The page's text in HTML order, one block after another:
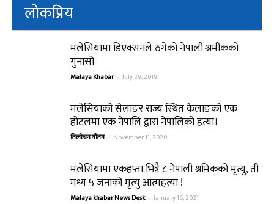
लोकप्रिय
मलेसियामा डिएक्सनले ठगेको नेपाली श्रमीकको
गुनासो
Malaya Khabar - July 29, 2019
मलेसियाको सेलाङर राज्य स्थित केलाङको एक
होटलमा एक नेपालि द्वारा नेपालिको हत्या।
तिलोचन गौतम - November 11, 2020
मलेसियामा एकहप्ता भित्रै ८ नेपाली श्रमिकको मृत्यु, ती
मध्य ५ जनाको मृत्यु आत्महत्या !
Malaya khabar News Desk - January 16, 2021